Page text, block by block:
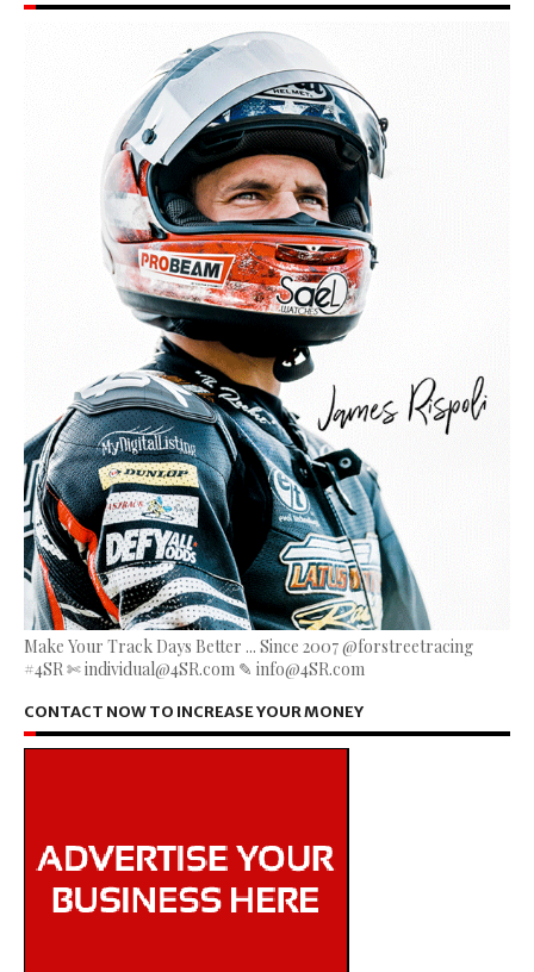
Make Your Track Days Better ... Since 2007 @forstreetracing
#4SR ✄ individual@4SR.com ✎ info@4SR.com
CONTACT NOW TO INCREASE YOUR MONEY